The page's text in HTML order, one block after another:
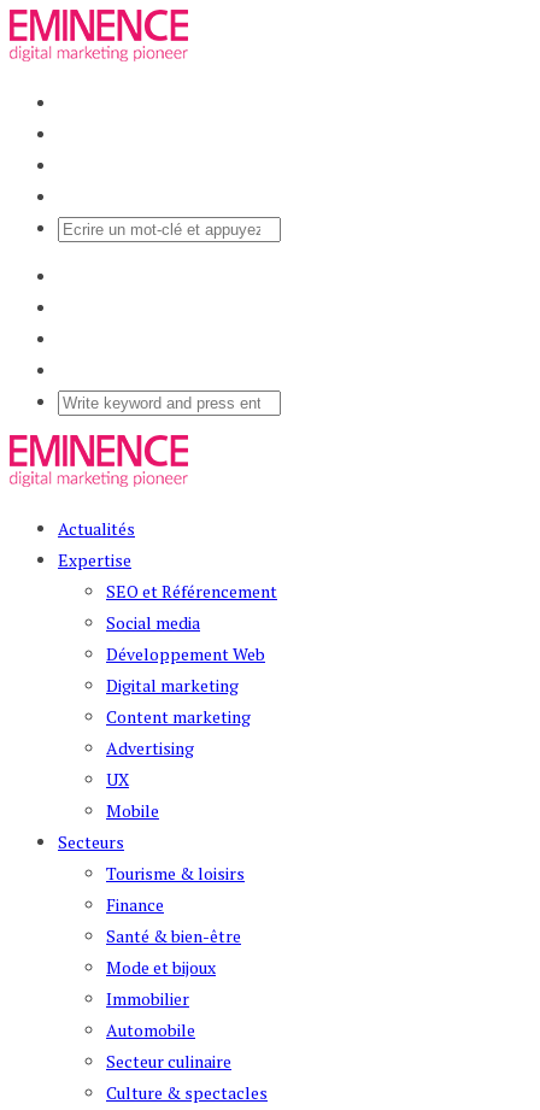
Actualités
Expertise
SEO et Référencement
Social media
Développement Web
Digital marketing
Content marketing
Advertising
UX
Mobile
Secteurs
Tourisme & loisirs
Finance
Santé & bien-être
Mode et bijoux
Immobilier
Automobile
Secteur culinaire
Culture & spectacles